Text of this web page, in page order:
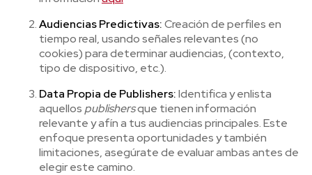
Audiencias Predictivas:Creación de perfiles en
tiempo real, usando señales relevantes (no
cookies) para determinar audiencias, (contexto,
tipo de dispositivo, etc.).
Data Propia de Publishers:Identifica y enlista
aquellos publishersque tienen información
relevante y afín a tus audiencias principales. Este
enfoque presenta oportunidades y también
limitaciones, asegúrate de evaluar ambas antes de
elegir este camino.